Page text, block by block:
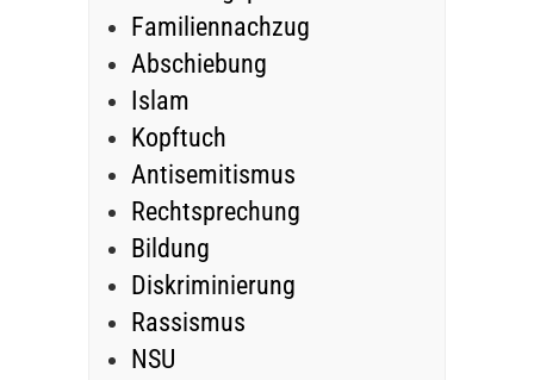
Familiennachzug
Abschiebung
Islam
Kopftuch
Antisemitismus
Rechtsprechung
Bildung
Diskriminierung
Rassismus
NSU